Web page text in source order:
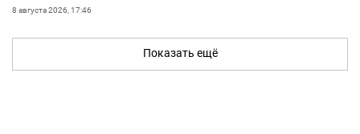
8 августа 2026, 17:46
Показать ещё